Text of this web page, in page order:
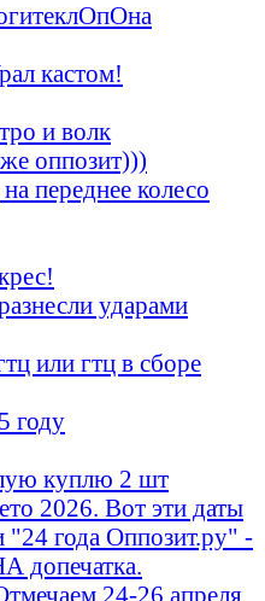
кастом!
и волк
оппозит)))
переднее колесо
ударами
или гтц в сборе
году
куплю 2 шт
2026. Вот эти даты
"24 года Оппозит.ру" -
допечатка.
24-26 апреля